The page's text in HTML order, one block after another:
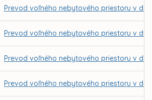
Prevod voľného nebytového priestoru v
Prevod voľného nebytového priestoru v
Prevod voľného nebytového priestoru v
Prevod voľného nebytového priestoru v